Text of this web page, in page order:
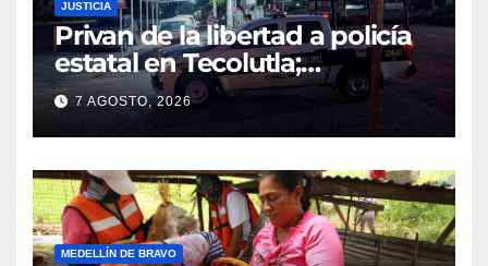
JUSTICIA
Privan de la libertad a policía
estatal en Tecolutla;
despliegan operativo para
localizarlo
7 AGOSTO, 2026
MEDELLÍN DE BRAVO